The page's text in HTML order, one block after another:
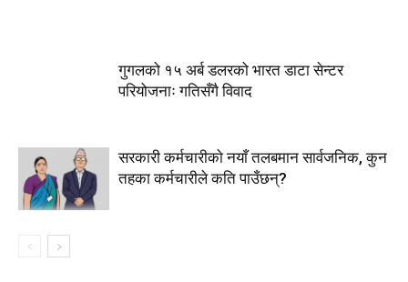
गुगलको १५ अर्ब डलरको भारत डाटा सेन्टर
परियोजनाः गतिसँगै विवाद
सरकारी कर्मचारीकाे नयाँ तलबमान सार्वजनिक, कुन
तहका कर्मचारीले कति पाउँछन्?